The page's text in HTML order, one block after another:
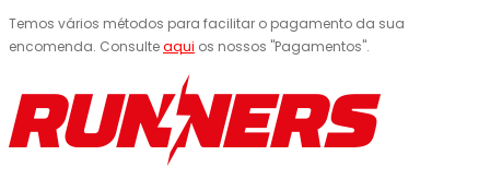
Temos vários métodos para facilitar o pagamento da sua
encomenda. Consulteaqui os nossos "Pagamentos".